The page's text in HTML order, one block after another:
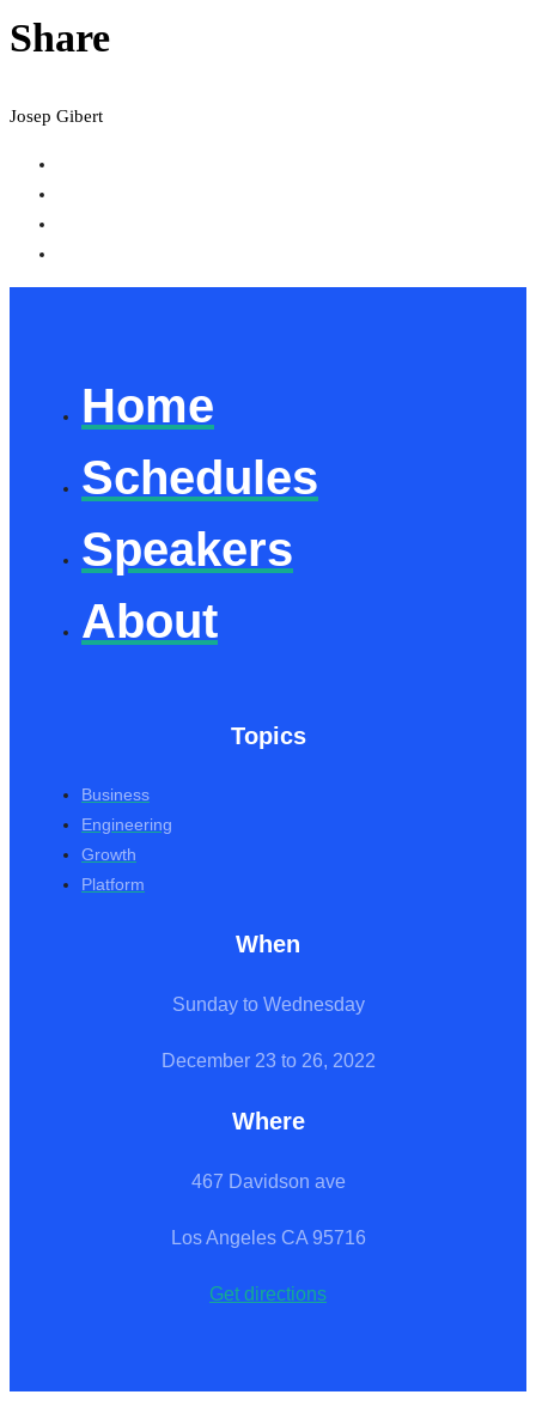
Share
Josep Gibert
Home
Schedules
Speakers
About
Topics
Business
Engineering
Growth
Platform
When
Sunday to Wednesday
December 23 to 26, 2022
Where
467 Davidson ave
Los Angeles CA 95716
Get directions